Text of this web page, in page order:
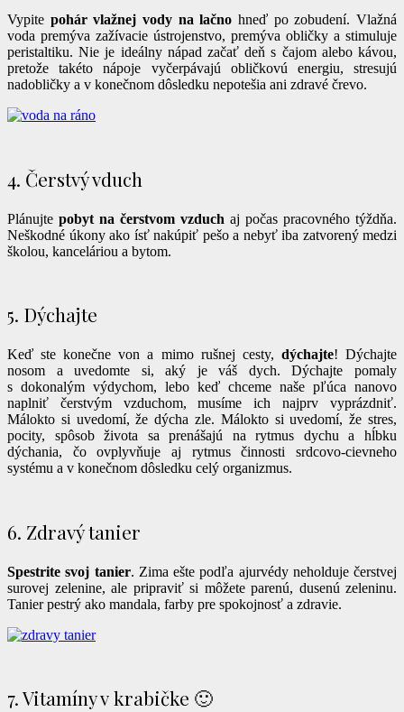
Vypite pohár vlažnej vody na lačno hneď po zobudení. Vlažná
voda premýva zažívacie ústrojenstvo, premýva obličky a stimuluje
peristaltiku. Nie je ideálny nápad začať deň s čajom alebo kávou,
pretože takéto nápoje vyčerpávajú obličkovú energiu, stresujú
nadobličky a v konečnom dôsledku nepotešia ani zdravé črevo.
4. Čerstvý vduch
Plánujte pobyt na čerstvom vzduch aj počas pracovného týždňa.
Neškodné úkony ako ísť nakúpiť pešo a nebyť iba zatvorený medzi
školou, kanceláriou a bytom.
5. Dýchajte
Keď ste konečne von a mimo rušnej cesty, dýchajte! Dýchajte
nosom a uvedomte si, aký je váš dych. Dýchajte pomaly
s dokonalým výdychom, lebo keď chceme naše pľúca nanovo
naplniť čerstvým vzduchom, musíme ich najprv vyprázdniť.
Málokto si uvedomí, že dýcha zle. Málokto si uvedomí, že stres,
pocity, spôsob života sa prenášajú na rytmus dychu a hĺbku
dýchania, čo ovplyvňuje aj rytmus činnosti srdcovo-cievneho
systému a v konečnom dôsledku celý organizmus.
6. Zdravý tanier
Spestrite svoj tanier. Zima ešte podľa ajurvédy neholduje čerstvej
surovej zelenine, ale pripraviť si môžete parenú, dusenú zeleninu.
Tanier pestrý ako mandala, farby pre spokojnosť a zdravie.
7. Vitamíny v krabičke 🙂